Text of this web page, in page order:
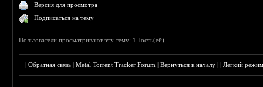
Версия для просмотра
Подписаться на тему
Пользователи просматривают эту тему: 1 Гость(ей)
|Обратная связь |Metal Torrent Tracker Forum |Вернуться к началу ||Лёгкий